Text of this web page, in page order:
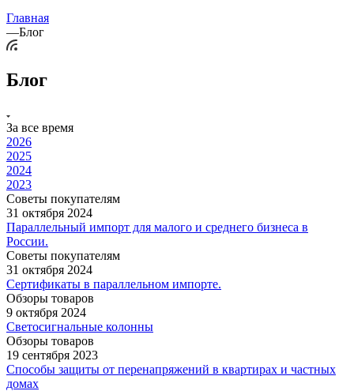
Главная
—Блог
Блог
За все время
2026
2025
2024
2023
Советы покупателям
31 октября 2024
Параллельный импорт для малого и среднего бизнеса в
России.
Советы покупателям
31 октября 2024
Сертификаты в параллельном импорте.
Обзоры товаров
9 октября 2024
Светосигнальные колонны
Обзоры товаров
19 сентября 2023
Способы защиты от перенапряжений в квартирах и частных
домах